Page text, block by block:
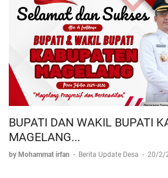
BUPATI DAN WAKIL BUPATI
MAGELANG...
by Mohammat irfan - Berita Update Desa - 20/2/